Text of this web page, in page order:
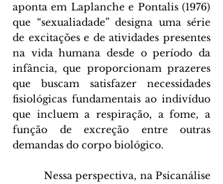
aponta em Laplanche e Pontalis (1976)
que “sexualiadade” designa uma série
de excitações e de atividades presentes
na vida humana desde o período da
infância, que proporcionam prazeres
que buscam satisfazer necessidades
fisiológicas fundamentais ao indivíduo
que incluem a respiração, a fome, a
função de excreção entre outras
demandas do corpo biológico.